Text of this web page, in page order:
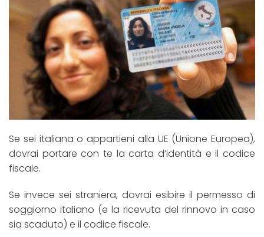
Se sei italiana o appartieni alla UE (Unione Europea),
dovrai portare con te la carta d’identità e il codice
fiscale.
Se invece sei straniera, dovrai esibire il permesso di
soggiorno italiano (e la ricevuta del rinnovo in caso
sia scaduto) e il codice fiscale.